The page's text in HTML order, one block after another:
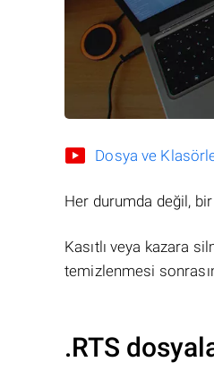
Dosya ve
Her durumda değil, bir
Kasıtlı veya kazara
temizlenmesi
.RTS